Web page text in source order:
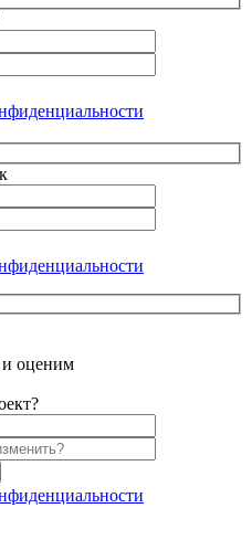
и оценим